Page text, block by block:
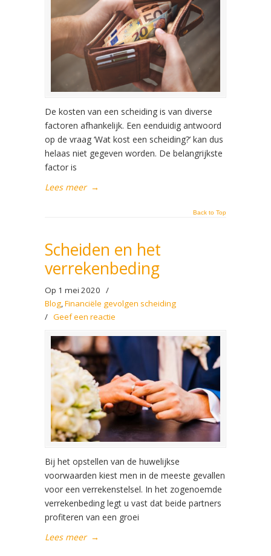
De kosten van een scheiding is van diverse
factoren afhankelijk. Een eenduidig antwoord
op de vraag ‘Wat kost een scheiding?’ kan dus
helaas niet gegeven worden. De belangrijkste
factor is
Lees meer →
Back to Top
Scheiden en het
verrekenbeding
Op 1 mei 2020 /
Blog,Financiële gevolgen scheiding
/ Geef een reactie
Bij het opstellen van de huwelijkse
voorwaarden kiest men in de meeste gevallen
voor een verrekenstelsel. In het zogenoemde
verrekenbeding legt u vast dat beide partners
profiteren van een groei
Lees meer →